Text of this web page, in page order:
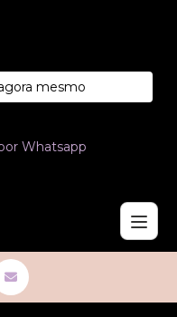
mesmo
Whatsapp